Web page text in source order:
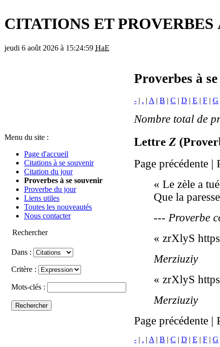
CITATIONS ET PROVERBES
jeudi 6 août 2026 à 15:24:59 HaE
Menu du site :
Page d'accueil
Citations à se souvenir
Citation du jour
Proverbes à se souvenir
Proverbe du jour
Liens utiles
Toutes les nouveautés
Nous contacter
Rechercher
Dans :
Critère :
Mots-clés :
Proverbes à
- | . | A | B | C | D | E | F | G
Nombre total de
Lettre Z (
Page précédente |
« Le zèle a
Que la
--- Proverbe
« zrXlyS
Merziuziy
« zrXlyS
Merziuziy
Page précédente |
- | . | A | B | C | D | E | F | G